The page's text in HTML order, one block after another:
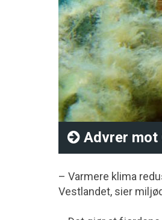
Advrer
– Varmere klima
Vestlandet, sier